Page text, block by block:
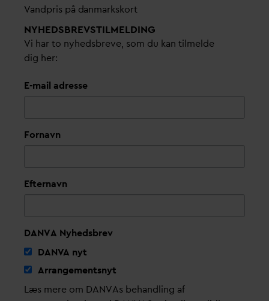
Vandpris på danmarkskort
NYHEDSBREVS­TILMELDING
Vi har to nyhedsbreve, som du kan tilmelde
dig her:
E-mail adresse
Fornavn
Efternavn
DANVA Nyhedsbrev
DANVA nyt
Arrangementsnyt
Læs mere om DANVAs behandling af